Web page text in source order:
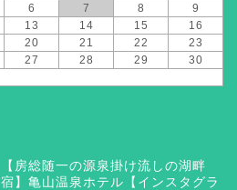
6 7 8
9
13 14 15
16
20 21 22
23
27 28 29
30
【房総随一の源泉掛け流しの湖畔
宿】亀山温泉ホテル【インスタグラ